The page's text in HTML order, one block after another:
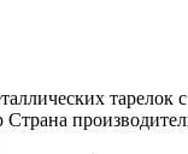
тарелок
Страна